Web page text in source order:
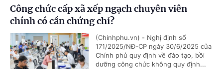
Công chức cấp xã xếp ngạch chuyên viên
chính có cần chứng chỉ?
(Chinhphu.vn) - Nghị định số
171/2025/NĐ-CP ngày 30/6/2025 của
Chính phủ quy định về đào tạo, bồi
dưỡng công chức không quy định...